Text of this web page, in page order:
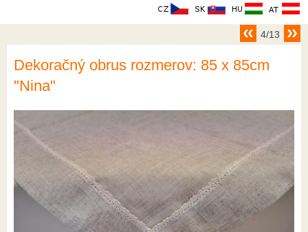
4/13
Dekoračný obrus rozmerov: 85 x 85cm
"Nina"